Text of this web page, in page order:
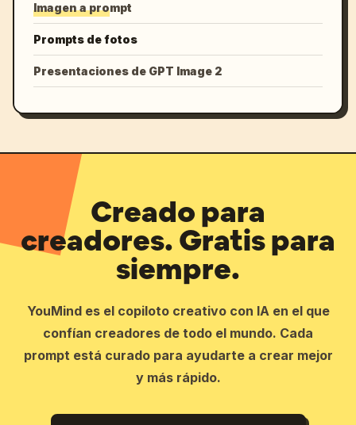
Imagen a prompt
Prompts de fotos
Presentaciones de GPT Image 2
Creado para
creadores. Gratis para
siempre.
YouMind es el copiloto creativo con IA en el que
confían creadores de todo el mundo. Cada
prompt está curado para ayudarte a crear mejor
y más rápido.